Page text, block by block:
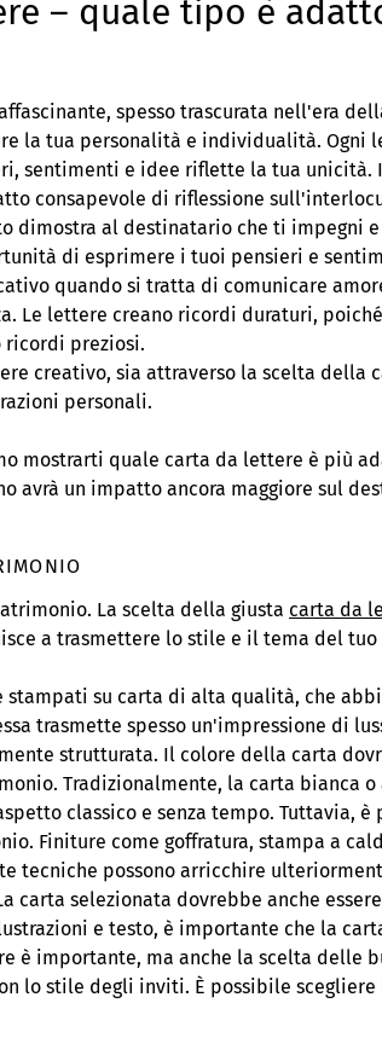
– quale tipo è
spesso trascurata nell'era
la tua personalità e individualità. Ogni
sentimenti e idee riflette la tua unicità.
consapevole di riflessione
dimostra al destinatario che ti impegni
di esprimere i tuoi pensieri e
quando si tratta di comunicare
Le lettere creano ricordi duraturi,
ricordi preziosi.
creativo, sia attraverso la scelta della
personali.
mostrarti quale carta da lettere è più
avrà un impatto ancora maggiore sul
La scelta della giusta carta da
a trasmettere lo stile e il tema del
su carta di alta qualità, che
trasmette spesso un'impressione di
strutturata. Il colore della carta
Tradizionalmente, la carta bianca
classico e senza tempo. Tuttavia, è
Finiture come goffratura, stampa a
tecniche possono arricchire
carta selezionata dovrebbe anche
e testo, è importante che la
è importante, ma anche la scelta delle
lo stile degli inviti. È possibile